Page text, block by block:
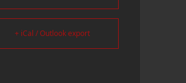
+ iCal / Outlook export